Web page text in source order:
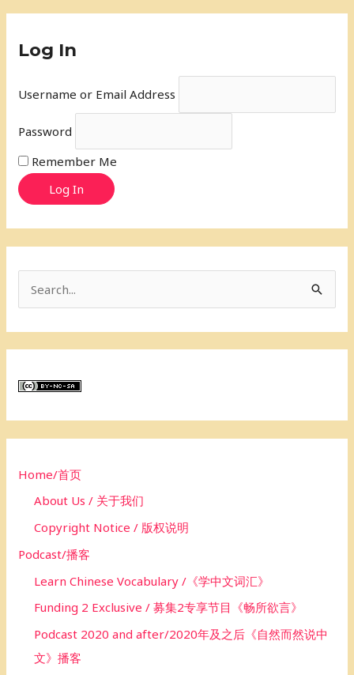
Log In
Username or Email Address
Password
Remember Me
Log In
c
rHome/首页
About Us / 关于我们
Copyright Notice / 版权说明
Podcast/播客
Learn Chinese Vocabulary /《学中文词汇》
Funding 2 Exclusive / 募集2专享节目《畅所欲言》
Podcast 2020 and after/2020年及之后《自然而然说中
文》播客